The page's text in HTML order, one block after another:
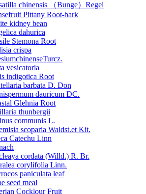
chinensis （Bunge）Regel
Pittany Root-bark
kidney bean
dahurica
Stemona Root
crispa
vesicatoria
indigotica Root
barbata D. Don
dauricum DC.
Glehnia Root
thunbergii
communis L.
scoparia Waldst.et Kit.
Catechu Linn
cordata (Willd.) R. Br.
corylifolia Linn.
paniculata leaf
seed meal
Cocklour Fruit